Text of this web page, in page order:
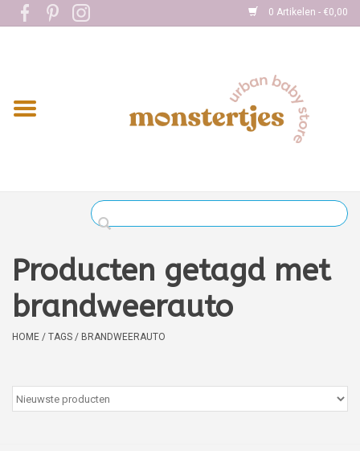
0 Artikelen - €0,00
Home
Kleding
Verzorging
Boekjes
kaartjes
Producten getagd met
brandweerauto
HOME / TAGS / BRANDWEERAUTO